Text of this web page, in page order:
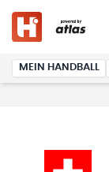
MEIN HANDBALL